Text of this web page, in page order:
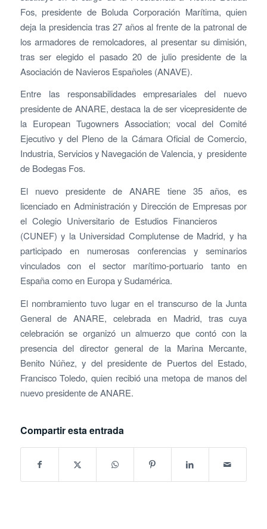
Fos, presidente de Boluda Corporación Marítima, quien
deja la presidencia tras 27 años al frente de la patronal de
los armadores de remolcadores, al presentar su dimisión,
tras ser elegido el pasado 20 de julio presidente de la
Asociación de Navieros Españoles (ANAVE).
Entre las responsabilidades empresariales del nuevo
presidente de ANARE, destaca la de ser vicepresidente de
la European Tugowners Association; vocal del Comité
Ejecutivo y del Pleno de la Cámara Oficial de Comercio,
Industria, Servicios y Navegación de Valencia, y presidente
de Bodegas Fos.
El nuevo presidente de ANARE tiene 35 años, es
licenciado en Administración y Dirección de Empresas por
el Colegio Universitario de Estudios Financieros
(CUNEF) y la Universidad Complutense de Madrid, y ha
participado en numerosas conferencias y seminarios
vinculados con el sector marítimo-portuario tanto en
España como en Europa y Sudamérica.
El nombramiento tuvo lugar en el transcurso de la Junta
General de ANARE, celebrada en Madrid, tras cuya
celebración se organizó un almuerzo que contó con la
presencia del director general de la Marina Mercante,
Benito Núñez, y del presidente de Puertos del Estado,
Francisco Toledo, quien recibió una metopa de manos del
nuevo presidente de ANARE.
Compartir esta entrada